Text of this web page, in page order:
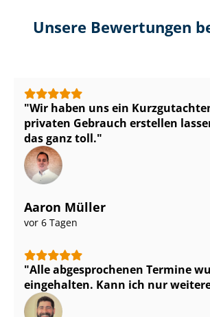
Unsere Bewertungen
Wir haben uns ein
privaten Gebrauch erstellen
das ganz toll.
Aaron Müller
vor 6 Tagen
Alle abgesprochenen Termine
eingehalten. Kann ich nur